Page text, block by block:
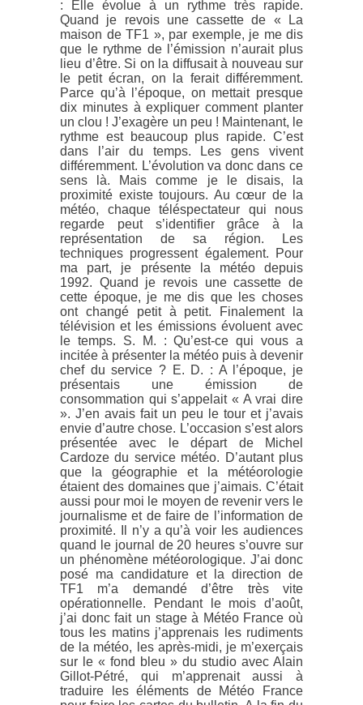
: Elle évolue à un rythme très rapide.
Quand je revois une cassette de « La
maison de TF1 », par exemple, je me dis
que le rythme de l’émission n’aurait plus
lieu d’être. Si on la diffusait à nouveau sur
le petit écran, on la ferait différemment.
Parce qu’à l’époque, on mettait presque
dix minutes à expliquer comment planter
un clou ! J’exagère un peu ! Maintenant, le
rythme est beaucoup plus rapide. C’est
dans l’air du temps. Les gens vivent
différemment. L’évolution va donc dans ce
sens là. Mais comme je le disais, la
proximité existe toujours. Au cœur de la
météo, chaque téléspectateur qui nous
regarde peut s’identifier grâce à la
représentation de sa région. Les
techniques progressent également. Pour
ma part, je présente la météo depuis
1992. Quand je revois une cassette de
cette époque, je me dis que les choses
ont changé petit à petit. Finalement la
télévision et les émissions évoluent avec
le temps. S. M. : Qu’est-ce qui vous a
incitée à présenter la météo puis à devenir
chef du service ? E. D. : A l’époque, je
présentais une émission de
consommation qui s’appelait « A vrai dire
». J’en avais fait un peu le tour et j’avais
envie d’autre chose. L’occasion s’est alors
présentée avec le départ de Michel
Cardoze du service météo. D’autant plus
que la géographie et la météorologie
étaient des domaines que j’aimais. C’était
aussi pour moi le moyen de revenir vers le
journalisme et de faire de l’information de
proximité. Il n’y a qu’à voir les audiences
quand le journal de 20 heures s’ouvre sur
un phénomène météorologique. J’ai donc
posé ma candidature et la direction de
TF1 m’a demandé d’être très vite
opérationnelle. Pendant le mois d’août,
j’ai donc fait un stage à Météo France où
tous les matins j’apprenais les rudiments
de la météo, les après-midi, je m’exerçais
sur le « fond bleu » du studio avec Alain
Gillot-Pétré, qui m’apprenait aussi à
traduire les éléments de Météo France